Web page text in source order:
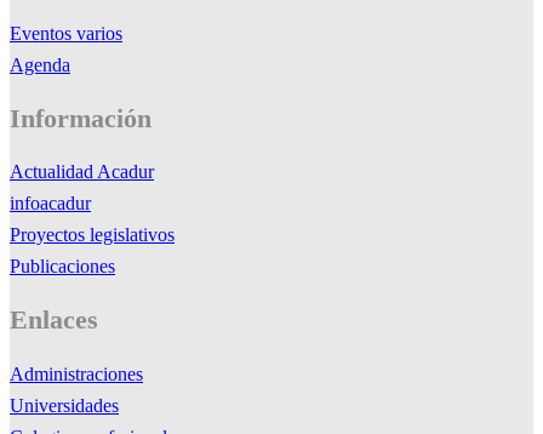
Eventos varios
Agenda
Información
Actualidad Acadur
infoacadur
Proyectos legislativos
Publicaciones
Enlaces
Administraciones
Universidades